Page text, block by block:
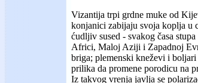
Vizantija trpi grdne muke od
konjanici zabijaju svoja koplja u
ćudljiv sused - svakog časa
Africi, Maloj Aziji i Zapadnoj
briga; plemenski kneževi i
prilika da promene porodicu na
Iz takvog vrenja javlja se